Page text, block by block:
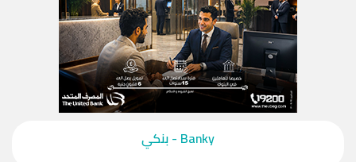
‎Banky - بنكي‎